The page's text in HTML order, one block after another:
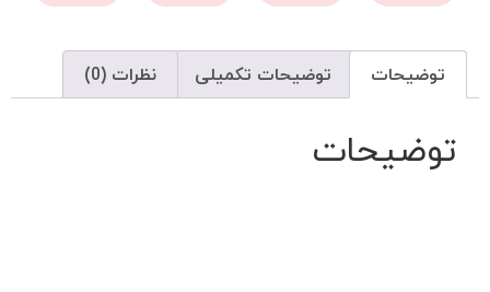
توضیحات توضیحات تکمیلی نظرات (0)
توضیحات